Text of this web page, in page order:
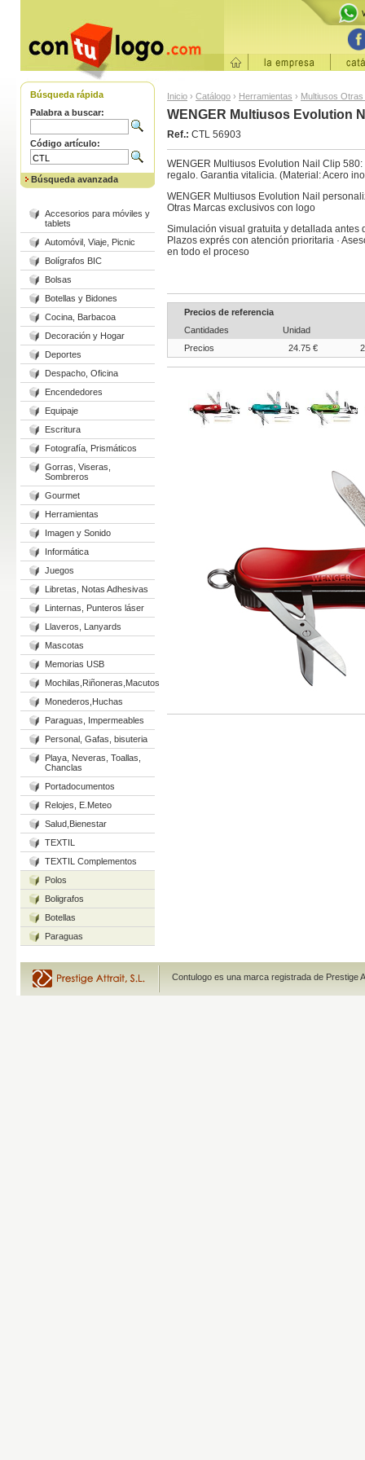
Búsqueda rápida
Palabra a buscar:
Código artículo:
Búsqueda avanzada
Accesorios para móviles y
tablets
Automóvil, Viaje, Picnic
Bolígrafos BIC
Bolsas
Botellas y Bidones
Cocina, Barbacoa
Decoración y Hogar
Deportes
Despacho, Oficina
Encendedores
Equipaje
Escritura
Fotografía, Prismáticos
Gorras, Viseras,
Sombreros
Gourmet
Herramientas
Imagen y Sonido
Informática
Juegos
Libretas, Notas Adhesivas
Linternas, Punteros láser
Llaveros, Lanyards
Mascotas
Memorias USB
Mochilas,Riñoneras,Macutos
Monederos,Huchas
Paraguas, Impermeables
Personal, Gafas, bisuteria
Playa, Neveras, Toallas,
Chanclas
Portadocumentos
Relojes, E.Meteo
Salud,Bienestar
TEXTIL
TEXTIL Complementos
Polos
Boligrafos
Botellas
Paraguas
Inicio › Catálogo › Herramientas › Multiusos
WENGER Multiusos Evolution
Ref.: CTL 56903
WENGER Multiusos Evolution Nail Clip
regalo. Garantia vitalicia. (Material: Acero
WENGER Multiusos Evolution Nail
Otras Marcas exclusivos con logo
Simulación visual gratuita y detallada antes
Plazos exprés con atención prioritaria ·
en todo el proceso
Precios de referencia
Cantidades
Unidad
Precios
24.75 €
Contulogo es una marca registrada de